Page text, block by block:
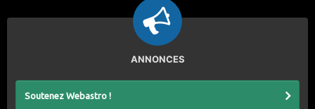
ANNONCES
Soutenez Webastro !